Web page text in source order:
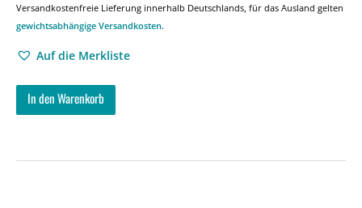
Versandkostenfreie Lieferung innerhalb Deutschlands, für das Ausland gelten
gewichtsabhängige Versandkosten.
Auf die Merkliste
In den Warenkorb